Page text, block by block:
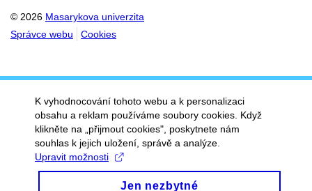
© 2026 Masarykova univerzita
Správce webu
Cookies
K vyhodnocování tohoto webu a k personalizaci
obsahu a reklam používáme soubory cookies. Když
klikněte na „přijmout cookies", poskytnete nám
souhlas k jejich uložení, správě a analýze.
Upravit možnosti
Jen nezbytné